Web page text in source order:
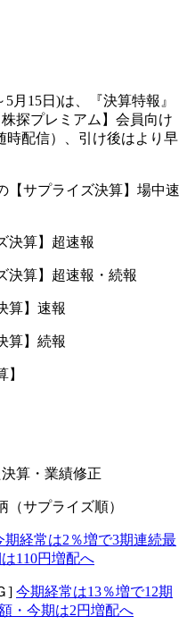
月15日)は、『決算特報』
探プレミアム】会員向け
時配信）、引け後はより早
サプライズ決算】場中速
算】超速報
算】超速報・続報
算】速報
算】続報
算・業績修正
サプライズ順）
期経常は2％増で3期連続最
110円増配へ
] 今期経常は13％増で12期
・今期は2円増配へ